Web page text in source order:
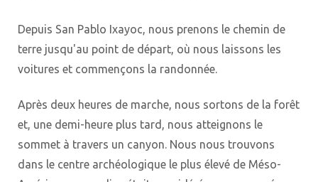
Depuis San Pablo Ixayoc, nous prenons le chemin de
terre jusqu'au point de départ, où nous laissons les
voitures et commençons la randonnée.
Après deux heures de marche, nous sortons de la forêt
et, une demi-heure plus tard, nous atteignons le
sommet à travers un canyon. Nous nous trouvons
dans le centre archéologique le plus élevé de Méso-